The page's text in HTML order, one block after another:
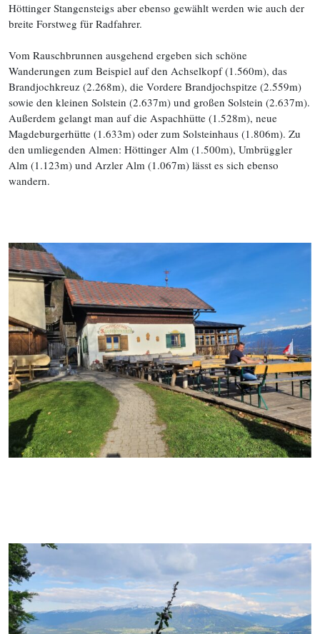
Höttinger Stangensteigs aber ebenso gewählt werden wie auch der
breite Forstweg für Radfahrer.
Vom Rauschbrunnen ausgehend ergeben sich schöne
Wanderungen zum Beispiel auf den Achselkopf (1.560m), das
Brandjochkreuz (2.268m), die Vordere Brandjochspitze (2.559m)
sowie den kleinen Solstein (2.637m) und großen Solstein (2.637m).
Außerdem gelangt man auf die Aspachhütte (1.528m), neue
Magdeburgerhütte (1.633m) oder zum Solsteinhaus (1.806m). Zu
den umliegenden Almen: Höttinger Alm (1.500m), Umbrüggler
Alm (1.123m) und Arzler Alm (1.067m) lässt es sich ebenso
wandern.